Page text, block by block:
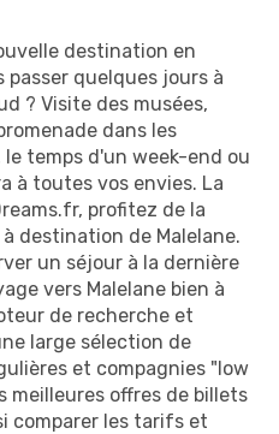
destination en
quelques jours à
? Visite des musées,
dans les
temps d'un week-end ou
à toutes vos envies. La
profitez de la
destination de Malelane.
un séjour à la dernière
vers Malelane bien à
de recherche et
large sélection de
et compagnies "low
meilleures offres de billets
comparer les tarifs et